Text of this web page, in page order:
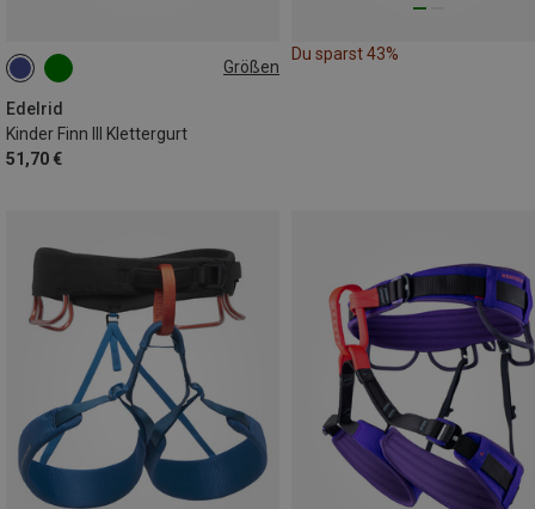
Größen
Edelrid
Kinder Finn III Klettergurt
51,70 €
XS | 50-70CM XXS | 40-60CM
Du sparst 43%